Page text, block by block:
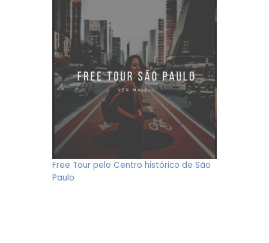
Free Tour pelo Centro histórico de São
Paulo